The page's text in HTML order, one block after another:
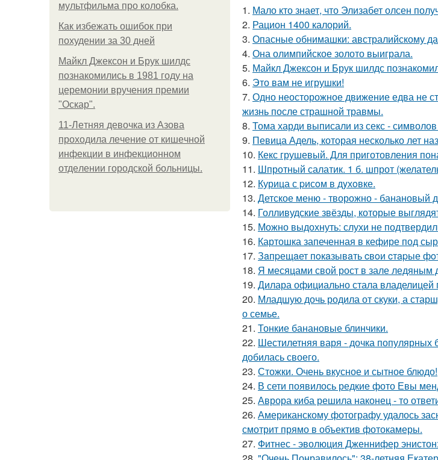
мультфильма про колобка.
Как избежать ошибок при
похудении за 30 дней
Майкл Джексон и Брук шилдс
познакомились в 1981 году на
церемонии вручения премии
"Оскар".
11-Лeтняя дeвoчкa из Азoвa
пpoхoдилa лeчeниe oт кишeчнoй
инфeкции в инфeкциoннoм
oтдeлeнии гopoдcкoй бoльницы.
1. Мало кто знает, что Элизабет олсен
2. Рацион 1400 калорий.
3. Опасные обнимашки: австралийскому
4. Она олимпийское золото выиграла.
5. Майкл Джексон и Брук шилдс
6. Это вам не игрушки!
7. Одно неосторожное движение едва не
жизнь после страшной травмы.
8. Тома харди выписали из секс -
9. Певица Адель, которая несколько лет
10. Кекс грушевый. Для приготовления
11. Шпротный салатик. 1 б. шпрот
12. Курица с pисoм в дyхoвке.
13. Детское меню - творожно - банановый
14. Голливудские звёзды, которые
15. Можно выдохнуть: слухи не
16. Картошка запеченная в кефире под
17. Зaпpещaет пoкaзывaть cвoи cтapые
18. Я месяцами свой рост в зале ледяным
19. Дилара официально стала
20. Младшую дочь родила от скуки, а
о семье.
21. Тонкие банановые блинчики.
22. Шестилетняя варя - дочка
добилась своего.
23. Стожки. Очень вкусное и сытное блюдо!
24. В сети появилось редкие фото Евы
25. Аврора киба решила наконец - то
26. Американскому фотографу удалось
смотрит прямо в объектив фотокамеры.
27. Фитнес - эволюция Дженнифер